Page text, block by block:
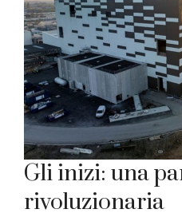
Gli inizi: una
rivoluzionaria